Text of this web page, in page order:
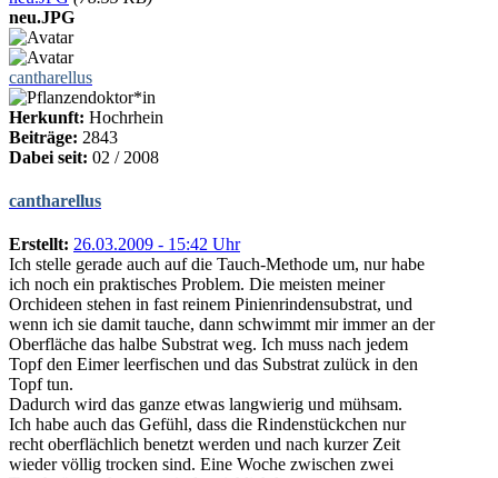
neu.JPG
cantharellus
Herkunft: Hochrhein
Beiträge: 2843
Dabei seit: 02 / 2008
cantharellus
Erstellt: 26.03.2009 - 15:42 Uhr
Ich stelle gerade auch auf die Tauch-Methode um, nur habe
ich noch ein praktisches Problem. Die meisten meiner
Orchideen stehen in fast reinem Pinienrindensubstrat, und
wenn ich sie damit tauche, dann schwimmt mir immer an der
Oberfläche das halbe Substrat weg. Ich muss nach jedem
Topf den Eimer leerfischen und das Substrat zulück in den
Topf tun.
Dadurch wird das ganze etwas langwierig und mühsam.
Ich habe auch das Gefühl, dass die Rindenstückchen nur
recht oberflächlich benetzt werden und nach kurzer Zeit
wieder völlig trocken sind. Eine Woche zwischen zwei